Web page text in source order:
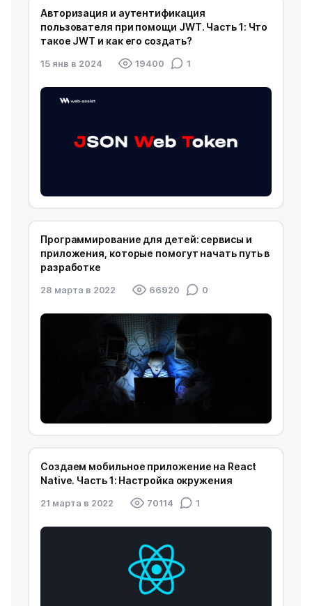
Авторизация и аутентификация
пользователя при помощи JWT. Часть 1: Что
такое JWT и как его создать?
15 янв в 2024 19400 1
Программирование для детей: сервисы и
приложения, которые помогут начать путь в
разработке
28 марта в 2022 66920 0
Создаем мобильное приложение на React
Native. Часть 1: Настройка окружения
21 марта в 2022 70114 1